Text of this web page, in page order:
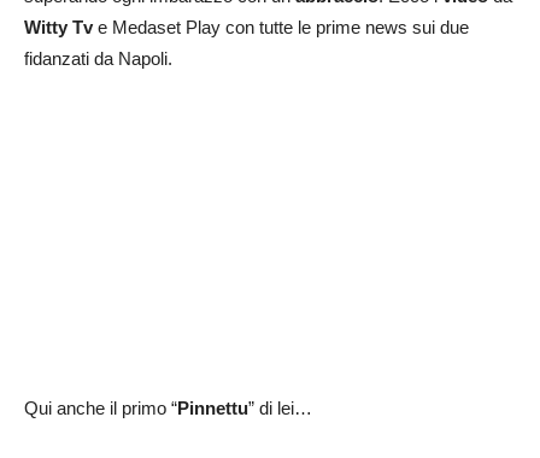
Witty Tve Medaset Play con tutte le prime news sui due
fidanzati da Napoli.
Qui anche il primo “Pinnettu” di lei…